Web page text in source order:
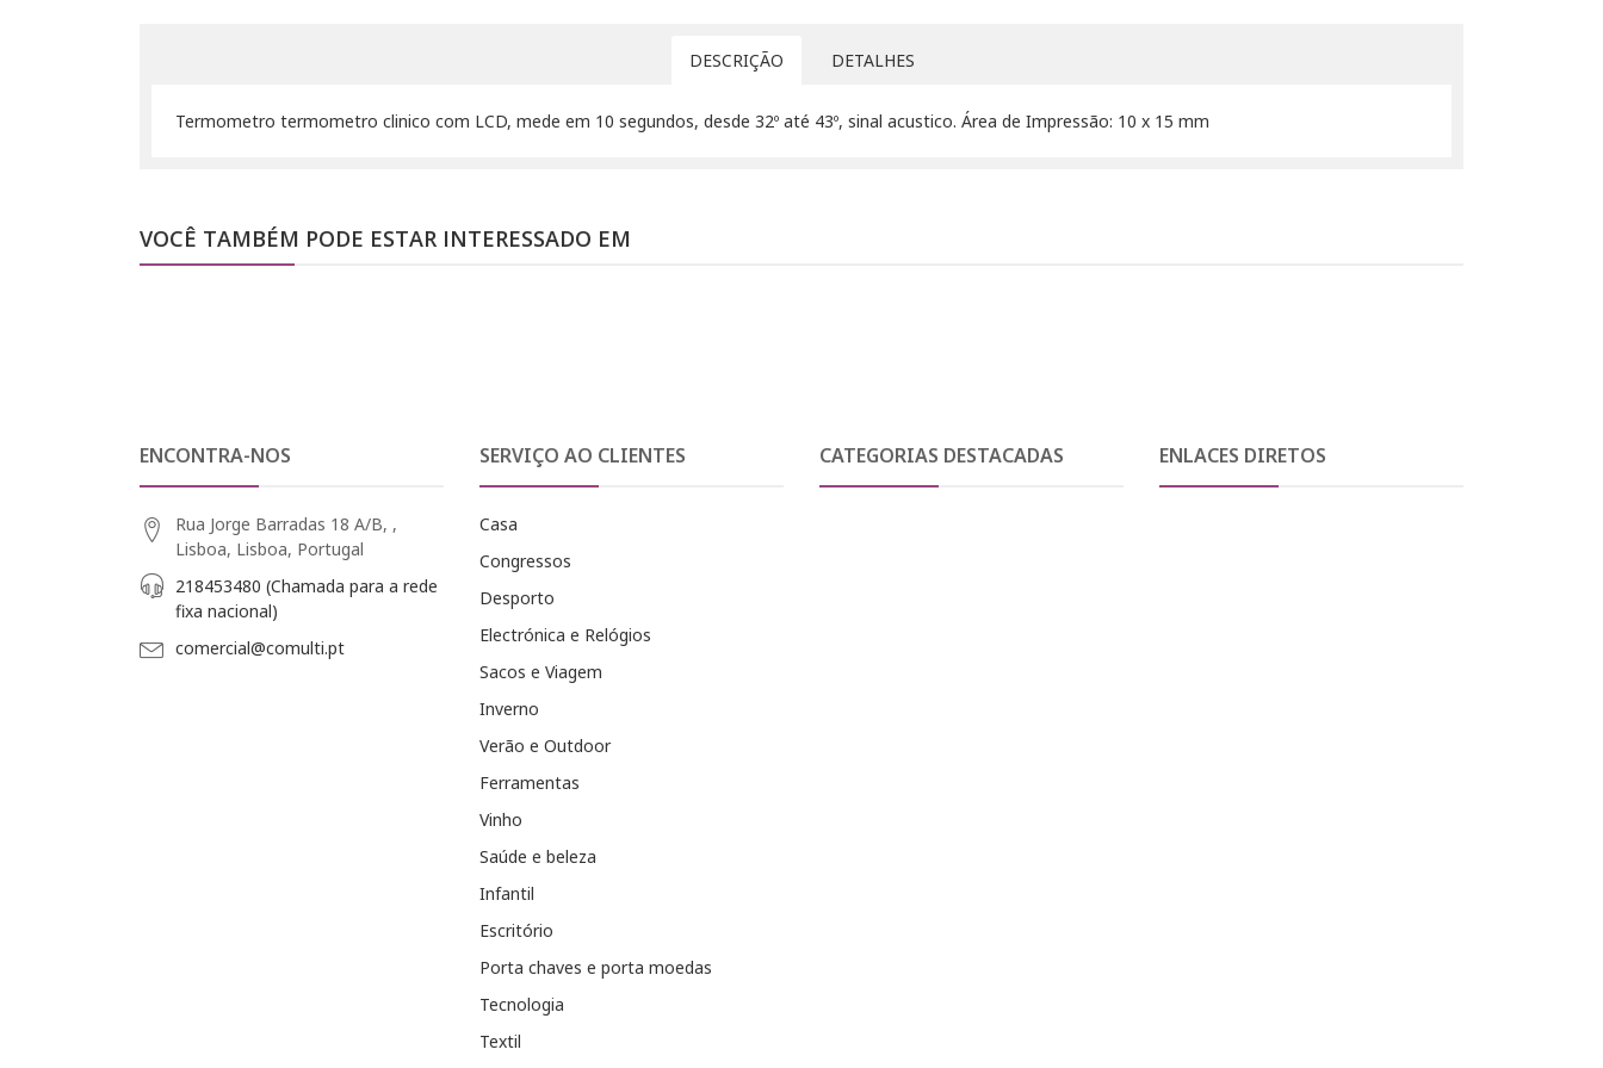
DESCRIÇÃO DETALHES
Termometro termometro clinico com LCD, mede em 10 segundos, desde 32º até 43º, sinal acustico. Área de Impressão: 10 x 15 mm
VOCÊ TAMBÉM PODE ESTAR INTERESSADO EM
ENCONTRA-NOS
Rua Jorge Barradas 18 A/B, ,
Lisboa, Lisboa, Portugal
218453480 (Chamada para a rede
fixa nacional)
comercial@comulti.pt
SERVIÇO AO CLIENTES
Casa
Congressos
Desporto
Electrónica e Relógios
Sacos e Viagem
Inverno
Verão e Outdoor
Ferramentas
Vinho
Saúde e beleza
Infantil
Escritório
Porta chaves e porta moedas
Tecnologia
Textil
CATEGORIAS DESTACADAS ENLACES DIRETOS